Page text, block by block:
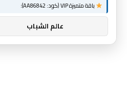
باقة متميزة VIP (كود: AA86842):
عالم الشباب